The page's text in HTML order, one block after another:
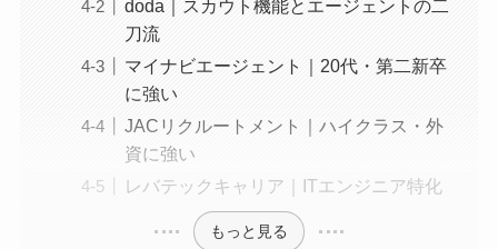
doda｜スカウト機能とエージェントの二
刀流
マイナビエージェント｜20代・第二新卒
に強い
JACリクルートメント｜ハイクラス・外
資に強い
レバテックキャリア｜ITエンジニア特化
もっと見る